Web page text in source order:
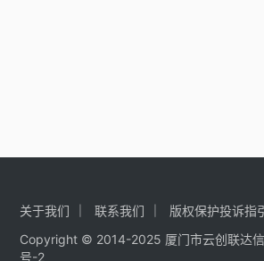
关于我们 联系我们
版权保护投诉指
Copyright © 2014-2025 厦门市云创联达
号-2